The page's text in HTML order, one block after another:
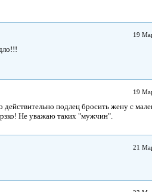
19
19
подлец бросить жену с
Не уважаю таких "мужчин".
21